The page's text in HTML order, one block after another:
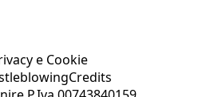
e Cookie
Credits